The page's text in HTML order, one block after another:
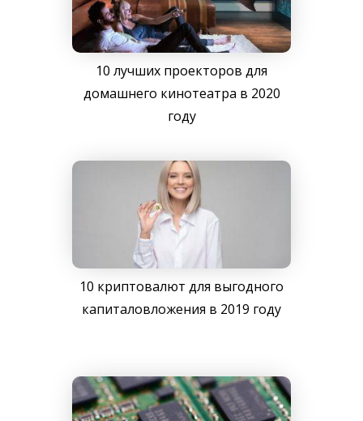
10 лучших проекторов для
домашнего кинотеатра в 2020
году
10 криптовалют для выгодного
капиталовложения в 2019 году